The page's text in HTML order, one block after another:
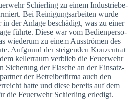
Schier­ling zu einem Indus­trie­be­
Bei Rei­ni­gungs­ar­bei­ten wur­de
in der Anla­ge beschä­digt, was zu einer
führ­te. Die­se war vom Bedien­per­so­
wie­der­um zu einem Aus­strö­men des
Auf­grund der stei­gen­den Kon­zen­tra­t
kel­ler­raum ver­blieb die Feu­er­wehr
Siche­rung der Fla­sche an der Ein­satz­
der Betrei­ber­fir­ma auch den
hat­te und die­se bereits auf dem
die Feu­er­wehr Schier­ling erle­digt.